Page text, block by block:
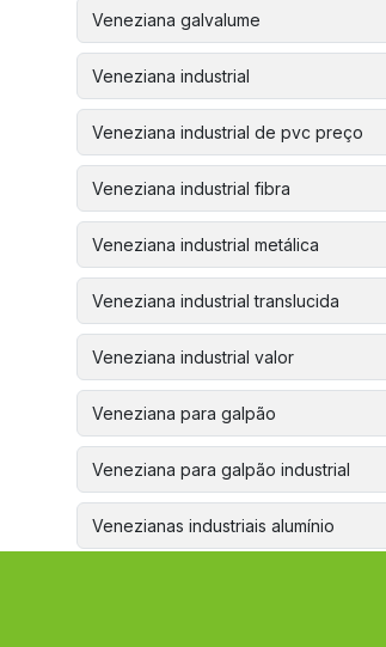
Veneziana galvalume
Veneziana industrial
Veneziana industrial de pvc preço
Veneziana industrial fibra
Veneziana industrial metálica
Veneziana industrial translucida
Veneziana industrial valor
Veneziana para galpão
Veneziana para galpão industrial
Venezianas industriais alumínio